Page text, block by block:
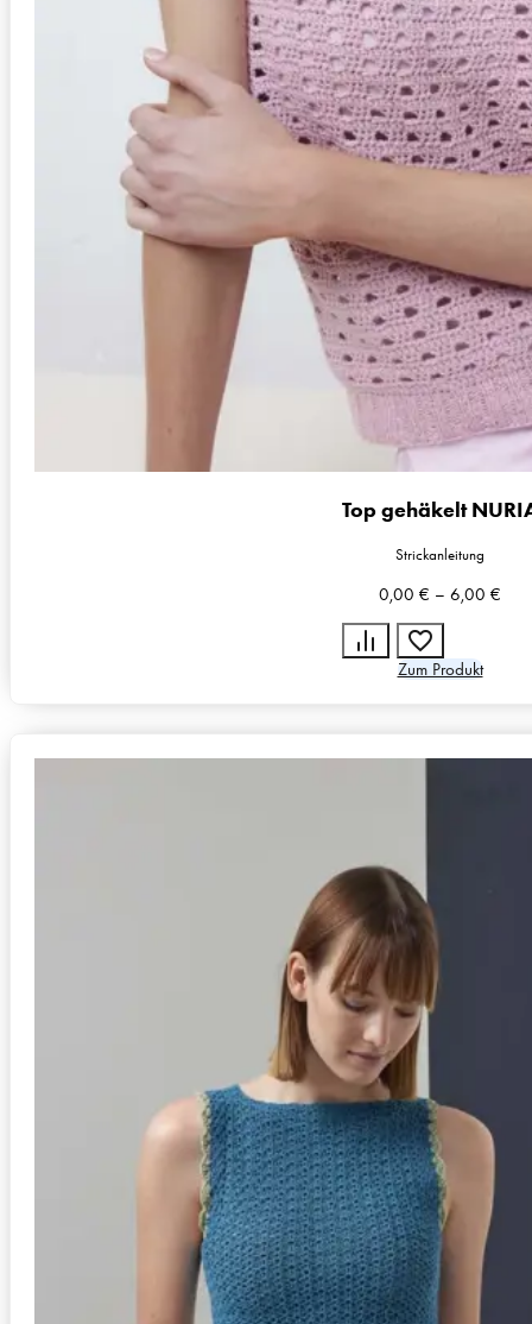
Top gehäkelt
Strickanleitung
0,00 € – 6,00 €
Zum Produkt